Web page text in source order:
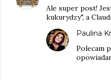
Ale super post!
kukurydzy", a
Paulina
Polecam